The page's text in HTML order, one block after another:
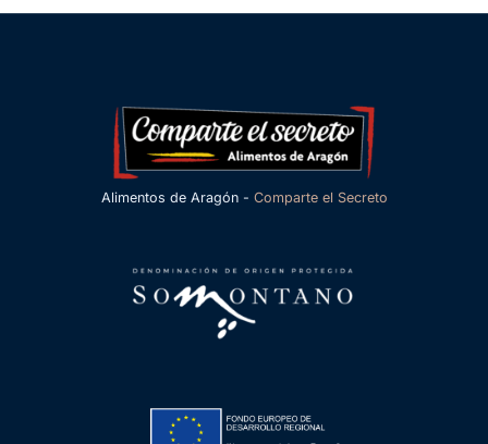
Alimentos de Aragón - Comparte el Secreto